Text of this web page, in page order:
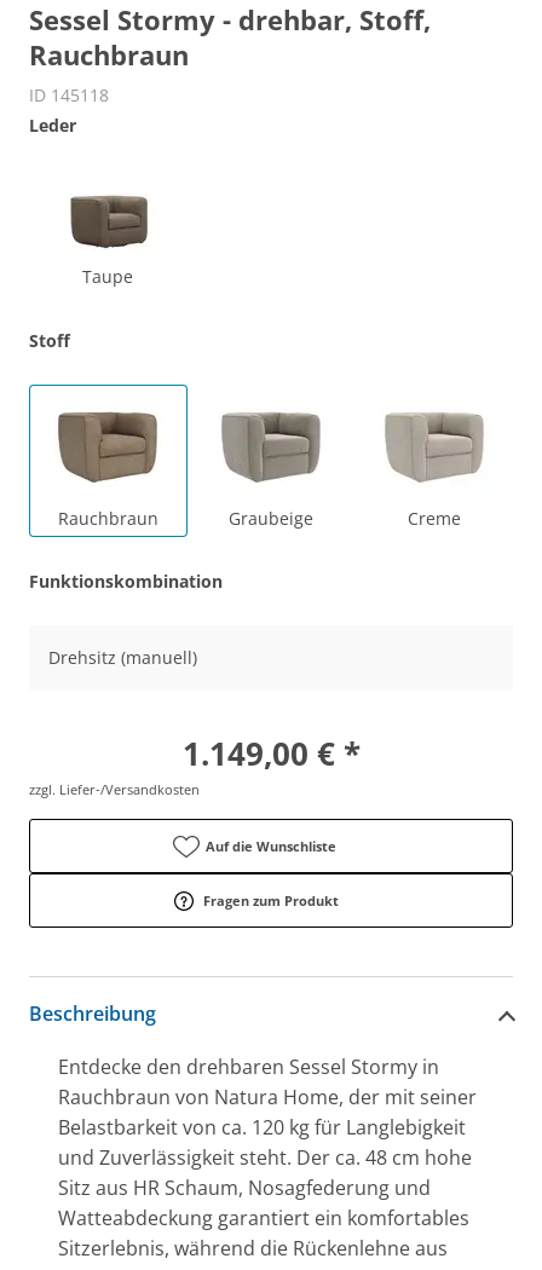
Sessel Stormy - drehbar, Stoff,
Rauchbraun
ID 145118
Leder
Taupe
Stoff
Rauchbraun Graubeige Creme
Funktionskombination
Drehsitz (manuell)
1.149,00 € *
zzgl. Liefer-/Versandkosten
Auf die Wunschliste
Fragen zum Produkt
Beschreibung
Entdecke den drehbaren Sessel Stormy in
Rauchbraun von Natura Home, der mit seiner
Belastbarkeit von ca. 120 kg für Langlebigkeit
und Zuverlässigkeit steht. Der ca. 48 cm hohe
Sitz aus HR Schaum, Nosagfederung und
Watteabdeckung garantiert ein komfortables
Sitzerlebnis, während die Rückenlehne aus